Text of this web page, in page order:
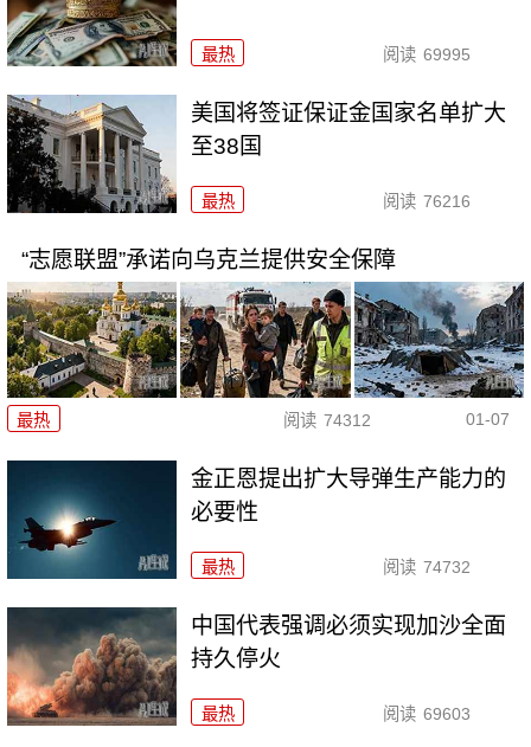
最热 阅读 69995
美国将签证保证金国家名单扩大
至38国
最热 阅读 76216
“志愿联盟”承诺向乌克兰提供安全保障
最热 阅读 74312 01-07
金正恩提出扩大导弹生产能力的
必要性
最热 阅读 74732
中国代表强调必须实现加沙全面
持久停火
最热 阅读 69603